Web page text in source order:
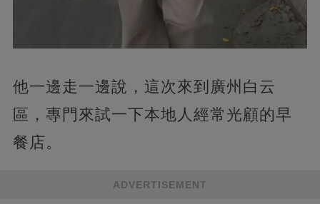
他一邊走一邊說，這次來到廣州白云
區，專門來試一下本地人經常光顧的早
餐店。
ADVERTISEMENT